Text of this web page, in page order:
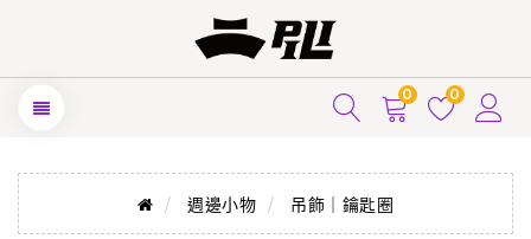
0 0
週邊小物 吊飾｜鑰匙圈